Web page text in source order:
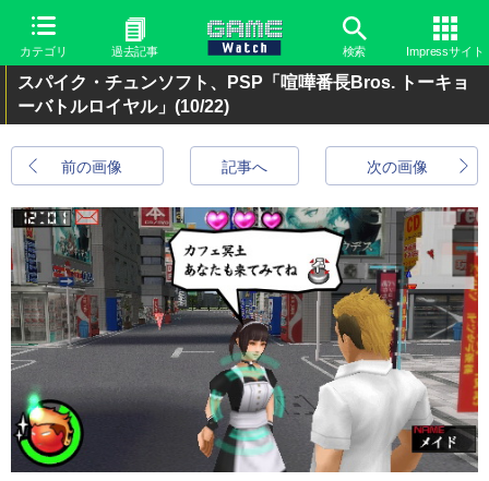
カテゴリ 過去記事 検索 Impressサイト
スパイク・チュンソフト、PSP「喧嘩番長Bros. トーキョ
ーバトルロイヤル」 (10/22)
前の画像 次の画像
記事へ